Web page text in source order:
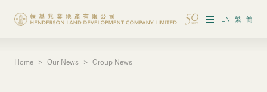
EN 繁 简
Home > Our News > Group News